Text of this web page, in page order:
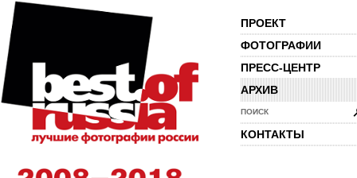
ПРОЕКТ
ФОТОГРАФИИ
ПРЕСС-ЦЕНТР
АРХИВ
ПОИСК
КОНТАКТЫ